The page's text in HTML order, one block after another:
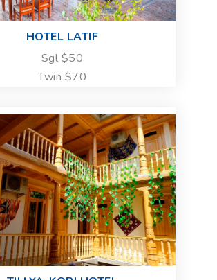
HOTEL LATIF
Sgl $50
Twin $70